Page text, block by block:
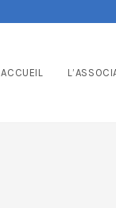
ACCUEIL